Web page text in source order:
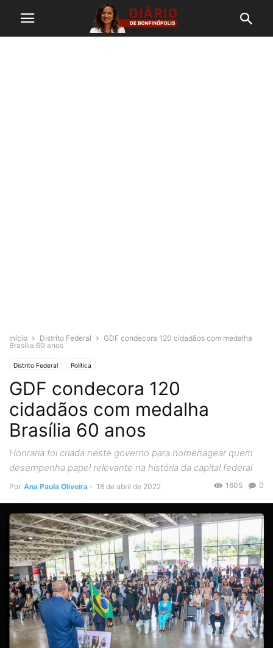
Início Distrito Federal
GDF condecora 120 cidadãos com medalha
Brasília 60 anos
Distrito Federal Política
GDF condecora 120
cidadãos com medalha
Brasília 60 anos
Honraria foi criada neste governo para homenagear quem
desempenha papel relevante na história da capital federal
Por Ana Paula Oliveira - 18 de abril de 2022 0
1605